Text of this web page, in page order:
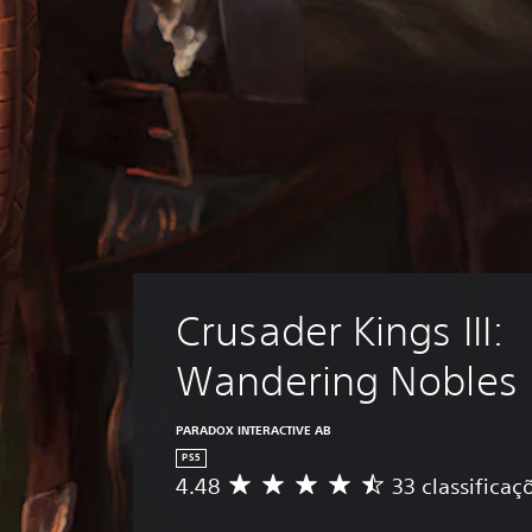
Crusader Kings III:
Wandering Nobles
PARADOX INTERACTIVE AB
PS5
C
4.48 33